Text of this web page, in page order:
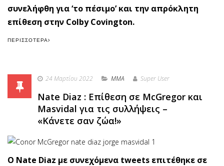
συνελήφθη για ‘το πέσιμο’ και την απρόκλητη
επίθεση στην Colby Covington.
ΠΕΡΙΣΣΌΤΕΡΑ
24 Μαρτίου 2022 MMA Super User
Nate Diaz : Επίθεση σε McGregor και
Masvidal για τις συλλήψεις –
«Κάνετε σαν ζώα!»
Ο Nate Diaz με συνεχόμενα tweets επιτέθηκε σε